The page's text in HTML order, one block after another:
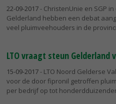
22-09-2017- ChristenUnie en SGP
Gelderland hebben een debat
veel pluimveehouders in de
LTO vraagt steun Gelderland
15-09-2017- LTO Noord Gelderse
voor de door fipronil getroffen
per bedrijf op tot